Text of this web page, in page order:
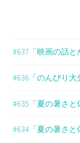
#637「映画の話と
#636「のんびり大
#635「夏の暑さ
#634「夏の暑さ